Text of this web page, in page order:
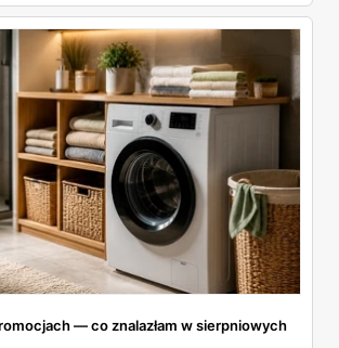
sprzedaje Lidl, ile kosztują
producenta i komu ten zakup naprawdę
— co znalazłam w sierpniowych